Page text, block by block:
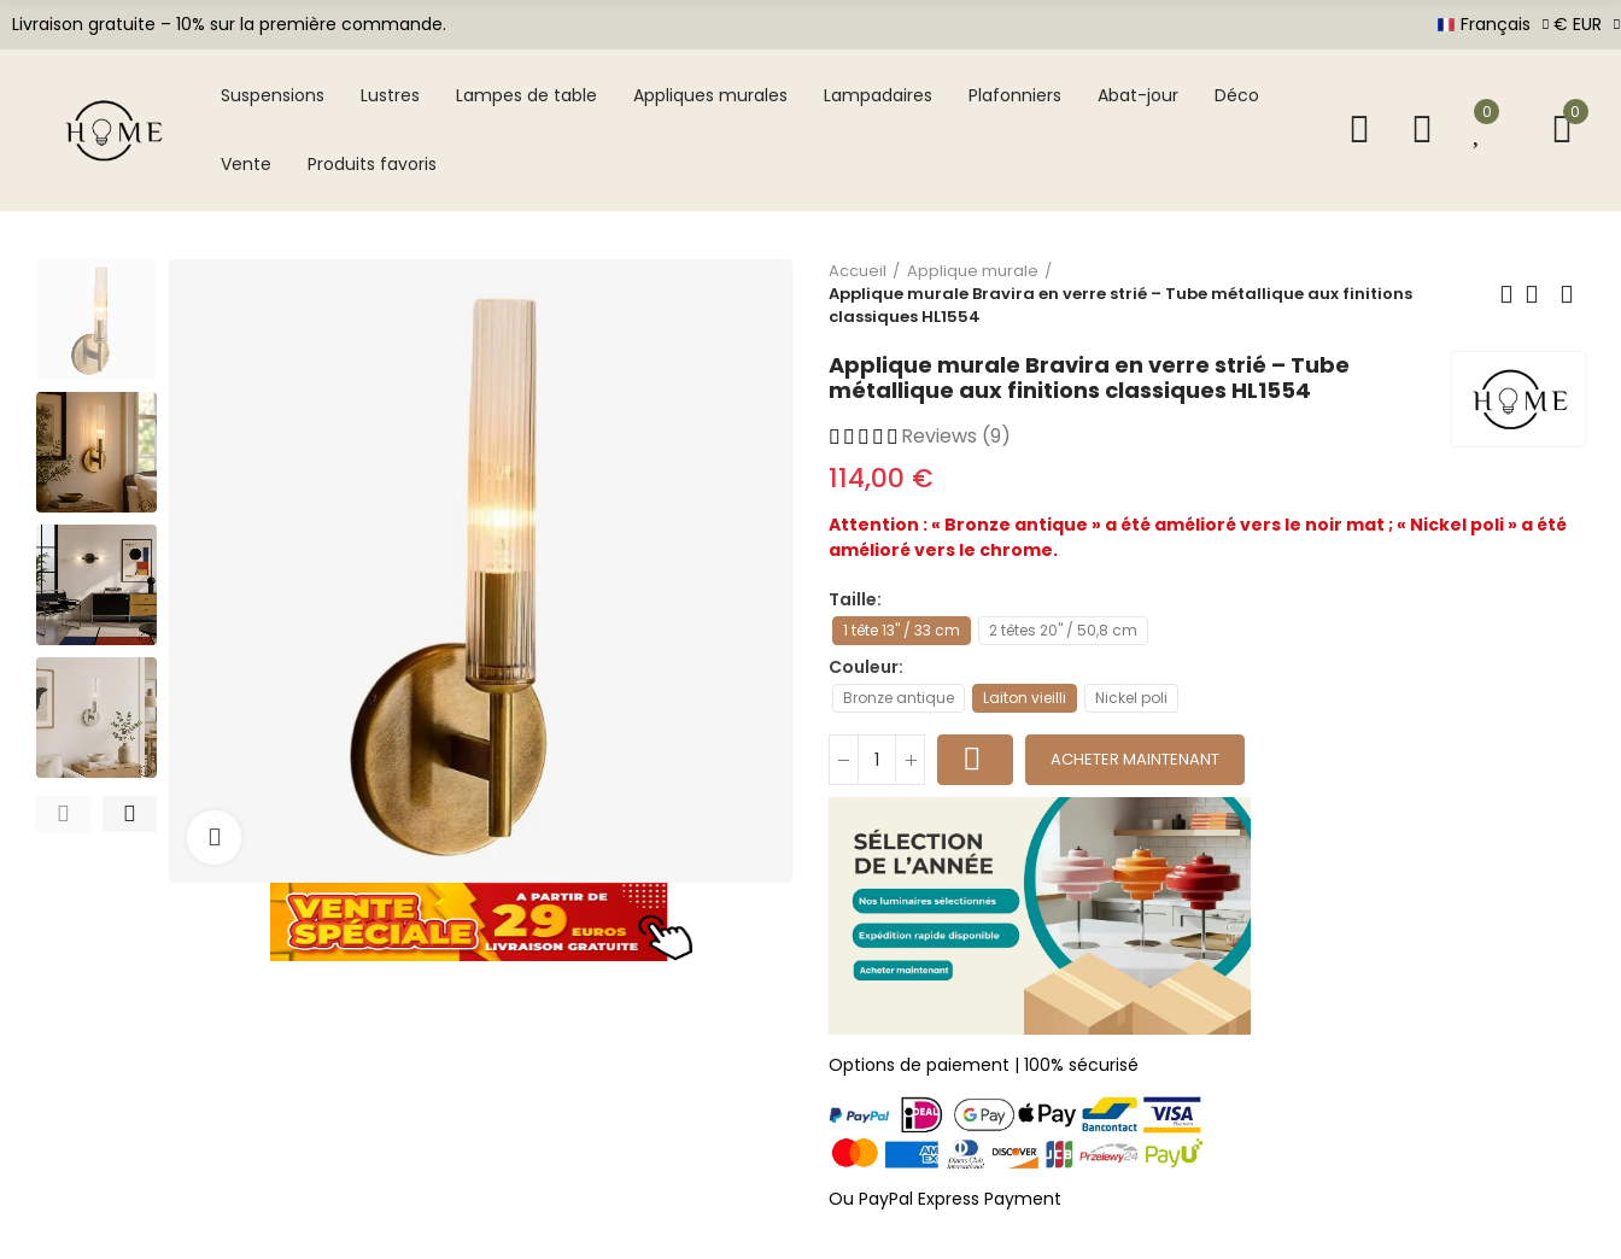
Livraison gratuite – 10% sur la première commande. Français € EUR
Suspensions Lustres Lampes de table Appliques murales Lampadaires Plafonniers Abat-jour Déco
Vente Produits favoris
0 0
Cliquez pour agrandir
Accueil
Applique murale
Applique murale Bravira en verre strié – Tube métallique aux finitions
classiques HL1554
Applique murale Bravira en verre strié – Tube
métallique aux finitions classiques HL1554
Reviews (9)
114,00 €
Attention : « Bronze antique » a été amélioré vers le noir mat ; « Nickel poli » a été
amélioré vers le chrome.
Taille
1 tête 13" / 33 cm 2 têtes 20" / 50,8 cm
Couleur
Bronze antique Laiton vieilli Nickel poli
ACHETER MAINTENANT
Options de paiement | 100% sécurisé
Ou PayPal Express Payment